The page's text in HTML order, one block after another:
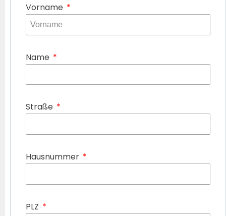
Vorname
Name
Straße
Hausnummer
PLZ